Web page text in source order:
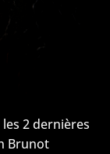
2 dernières
Brunot